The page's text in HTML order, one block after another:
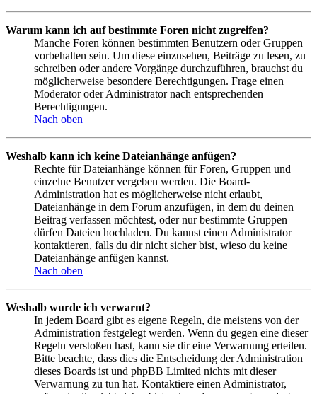
Warum kann ich auf bestimmte Foren nicht zugreifen?
Manche Foren können bestimmten Benutzern oder Gruppen
vorbehalten sein. Um diese einzusehen, Beiträge zu lesen, zu
schreiben oder andere Vorgänge durchzuführen, brauchst du
möglicherweise besondere Berechtigungen. Frage einen
Moderator oder Administrator nach entsprechenden
Berechtigungen.
Nach oben
Weshalb kann ich keine Dateianhänge anfügen?
Rechte für Dateianhänge können für Foren, Gruppen und
einzelne Benutzer vergeben werden. Die Board-
Administration hat es möglicherweise nicht erlaubt,
Dateianhänge in dem Forum anzufügen, in dem du deinen
Beitrag verfassen möchtest, oder nur bestimmte Gruppen
dürfen Dateien hochladen. Du kannst einen Administrator
kontaktieren, falls du dir nicht sicher bist, wieso du keine
Dateianhänge anfügen kannst.
Nach oben
Weshalb wurde ich verwarnt?
In jedem Board gibt es eigene Regeln, die meistens von der
Administration festgelegt werden. Wenn du gegen eine dieser
Regeln verstoßen hast, kann sie dir eine Verwarnung erteilen.
Bitte beachte, dass dies die Entscheidung der Administration
dieses Boards ist und phpBB Limited nichts mit dieser
Verwarnung zu tun hat. Kontaktiere einen Administrator,